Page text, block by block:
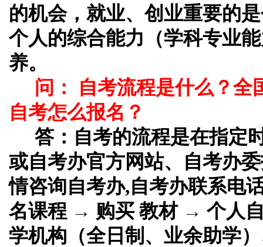
的机会，就业、创业重要的
个人的综合能力（学科专业
养。
问： 自考流程是什么？全
自考怎么报名？
答： 自考的流程是在指定
或自考办官方网站、自考办
情咨询自考办,自考办联系电
名课程 → 购买 教材 → 个人
学机构（全日制、业余助学